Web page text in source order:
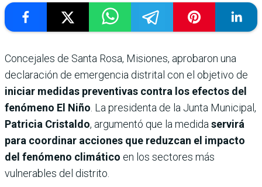
Concejales de Santa Rosa, Misiones, aprobaron una
declaración de emergencia distrital con el objetivo de
iniciar medidas preventivas contra los efectos del
fenómeno El Niño. La presidenta de la Junta Municipal,
Patricia Cristaldo, argumentó que la medidaservirá
para coordinar acciones que reduzcan el impacto
del fenómeno climático en los sectores más
vulnerables del distrito.